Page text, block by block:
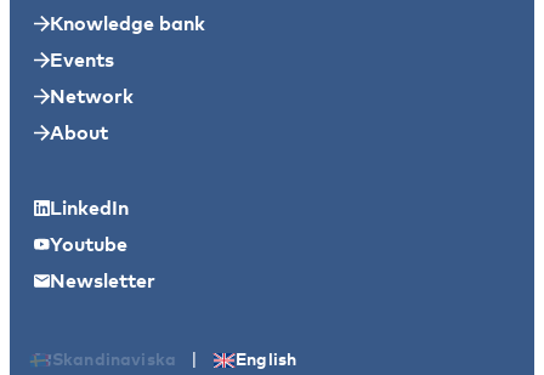
Knowledge bank
Events
Network
About
LinkedIn
Youtube
Newsletter
Skandinaviska | English